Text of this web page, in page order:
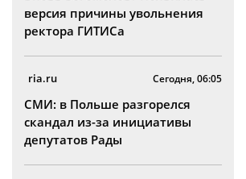
версия причины увольнения
ректора ГИТИСа
ria.ru Сегодня, 06:05
СМИ: в Польше разгорелся
скандал из-за инициативы
депутатов Рады